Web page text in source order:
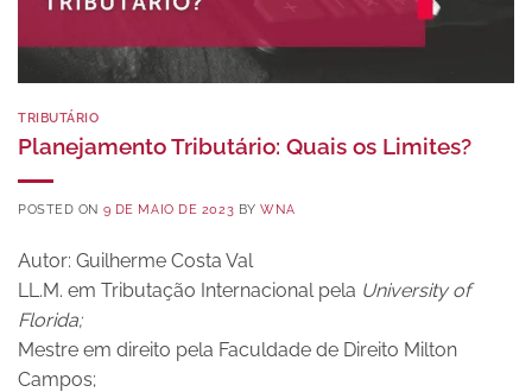
TRIBUTÁRIO
Planejamento Tributário: Quais os Limites?
POSTED ON 9 DE MAIO DE 2023 BYWNA
Autor: Guilherme Costa Val
LL.M. em Tributação Internacional pela University of
Florida;
Mestre em direito pela Faculdade de Direito Milton
Campos;